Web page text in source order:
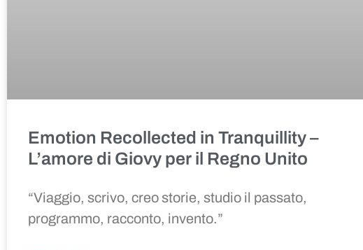
Emotion Recollected in Tranquillity–
L’amore di Giovy per il Regno Unito
“Viaggio, scrivo, creo storie, studio il passato,
programmo, racconto, invento.”